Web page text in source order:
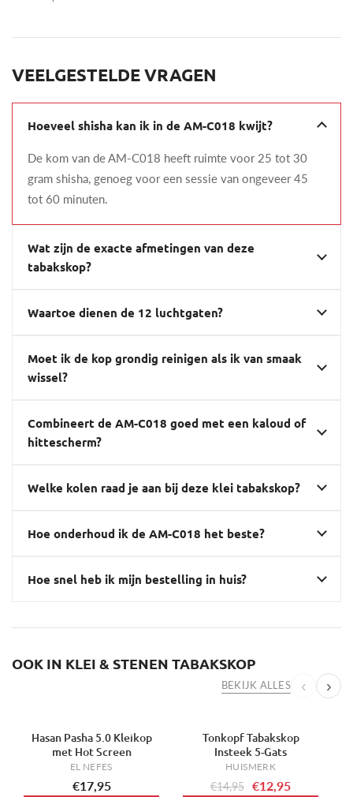
VEELGESTELDE VRAGEN
Hoeveel shisha kan ik in de AM-C018 kwijt?
De kom van de AM-C018 heeft ruimte voor 25 tot 30
gram shisha, genoeg voor een sessie van ongeveer 45
tot 60 minuten.
Wat zijn de exacte afmetingen van deze
tabakskop?
Waartoe dienen de 12 luchtgaten?
Moet ik de kop grondig reinigen als ik van smaak
wissel?
Combineert de AM-C018 goed met een kaloud of
hittescherm?
Welke kolen raad je aan bij deze klei tabakskop?
Hoe onderhoud ik de AM-C018 het beste?
Hoe snel heb ik mijn bestelling in huis?
OOK IN KLEI & STENEN TABAKSKOP
BEKIJK ALLES ‹ ›
Hasan Pasha 5.0 Kleikop
met Hot Screen
EL NEFES
€17,95
-13%Tonkopf Tabakskop
Insteek 5-Gats
HUISMERK
€14,95 €12,95